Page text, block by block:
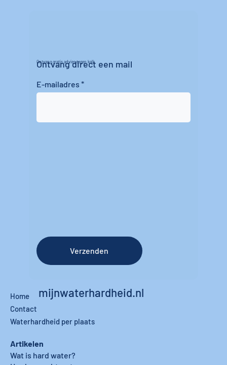
Ontvang gratis advies tegen kalk
Ontvang direct een mail
E-mailadres
Verzenden
mijnwaterhardheid.nl
Home
Contact
Waterhardheid per plaats
Artikelen
Wat is hard water?